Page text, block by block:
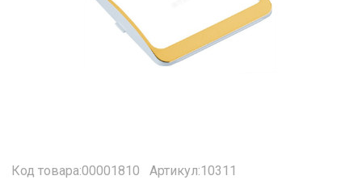
Код товара:00001810
Артикул:10311